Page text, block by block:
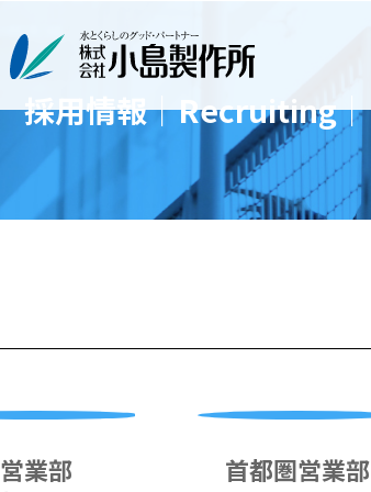
採用情報｜Recruiting｜
営業部
首都圏営業部